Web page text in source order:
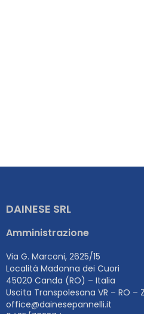
DAINESE SRL
Amministrazione
Via G. Marconi, 2625/15
Località Madonna dei Cuori
45020 Canda (RO) – Italia
Uscita Transpolesana VR – RO –
office@dainesepannelli.it